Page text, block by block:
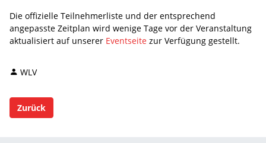
Die offizielle Teilnehmerliste und der entsprechend
angepasste Zeitplan wird wenige Tage vor der Veranstaltung
aktualisiert auf unserer Eventseite zur Verfügung gestellt.
WLV
Zurück